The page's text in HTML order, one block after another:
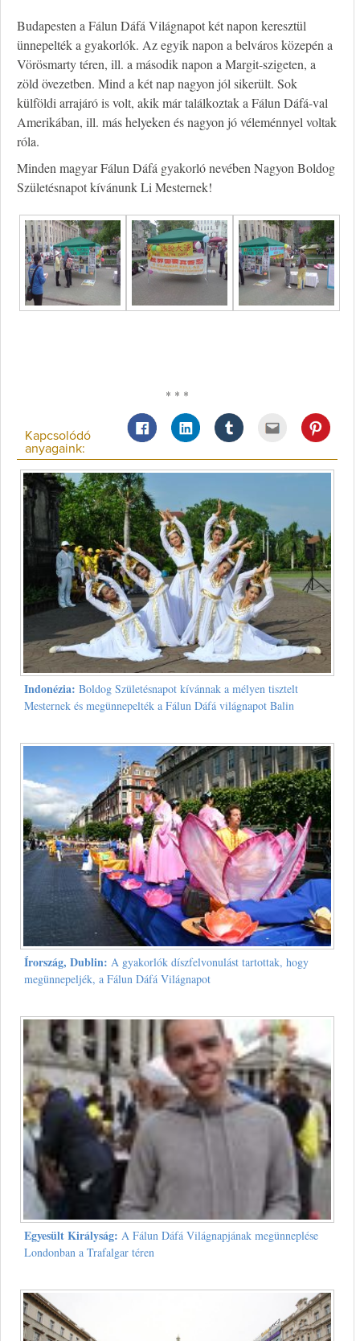
Budapesten a Fálun Dáfá Világnapot két napon keresztül
ünnepelték a gyakorlók. Az egyik napon a belváros közepén a
Vörösmarty téren, ill. a második napon a Margit-szigeten, a
zöld övezetben. Mind a két nap nagyon jól sikerült. Sok
külföldi arrajáró is volt, akik már találkoztak a Fálun Dáfá-val
Amerikában, ill. más helyeken és nagyon jó véleménnyel voltak
róla.
Minden magyar Fálun Dáfá gyakorló nevében Nagyon Boldog
Születésnapot kívánunk Li Mesternek!
* * *
Kapcsolódó
anyagaink:
Indonézia: Boldog Születésnapot kívánnak a mélyen tisztelt
Mesternek és megünnepelték a Fálun Dáfá világnapot Balin
Írország, Dublin: A gyakorlók díszfelvonulást tartottak, hogy
megünnepeljék, a Fálun Dáfá Világnapot
Egyesült Királyság: A Fálun Dáfá Világnapjának megünneplése
Londonban a Trafalgar téren